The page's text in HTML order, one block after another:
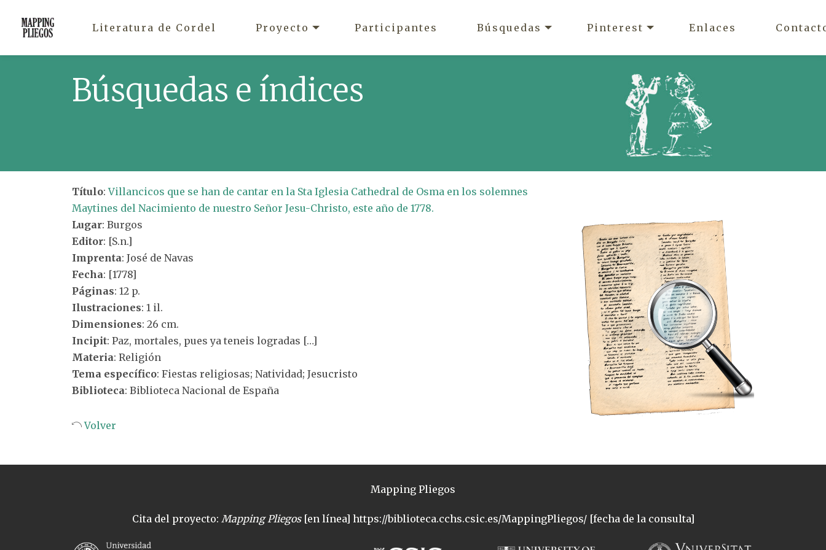
Literatura de Cordel Proyecto Participantes Búsquedas Pinterest Enlaces
Búsquedas e índices
Título:Villancicos que se han de cantar en la Sta Iglesia Cathedral de Osma en los solemnes
Maytines del Nacimiento de nuestro Señor Jesu-Christo, este año de 1778.
Lugar: Burgos
Editor: [S.n.]
Imprenta: José de Navas
Fecha: [1778]
Páginas: 12 p.
Ilustraciones: 1 il.
Dimensiones: 26 cm.
Incipit: Paz, mortales, pues ya teneis logradas […]
Materia: Religión
Tema específico: Fiestas religiosas; Natividad; Jesucristo
Biblioteca: Biblioteca Nacional de España
Volver
Mapping Pliegos
Cita del proyecto: Mapping Pliegos[en línea] https://biblioteca.cchs.csic.es/MappingPliegos/ [fecha de la consulta]